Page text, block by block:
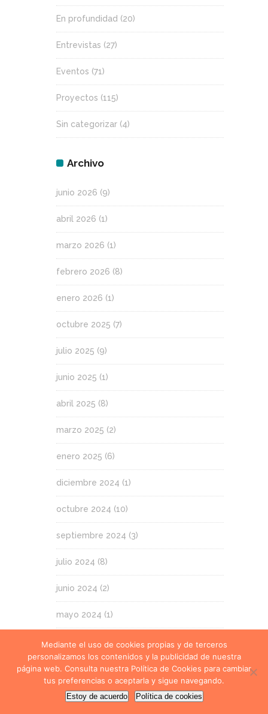
En profundidad (20)
Entrevistas (27)
Eventos (71)
Proyectos (115)
Sin categorizar (4)
Archivo
junio 2026 (9)
abril 2026 (1)
marzo 2026 (1)
febrero 2026 (8)
enero 2026 (1)
octubre 2025 (7)
julio 2025 (9)
junio 2025 (1)
abril 2025 (8)
marzo 2025 (2)
enero 2025 (6)
diciembre 2024 (1)
octubre 2024 (10)
septiembre 2024 (3)
julio 2024 (8)
junio 2024 (2)
mayo 2024 (1)
abril 2024 (10)
marzo 2024(1)
febrero 2024(1)
Mediante el uso de cookies propias y de terceros
personalizamos los contenidos y la publicidad de nuestra
página web. Consulta nuestra Política de Cookies para cambiar
tus preferencias o aceptarla y sigue navegando.
Estoy de acuerdo Política de cookies